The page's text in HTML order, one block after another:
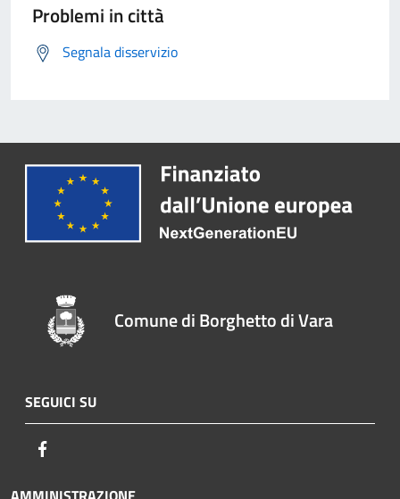
Problemi in città
Segnala disservizio
Comune di Borghetto di Vara
SEGUICI SU